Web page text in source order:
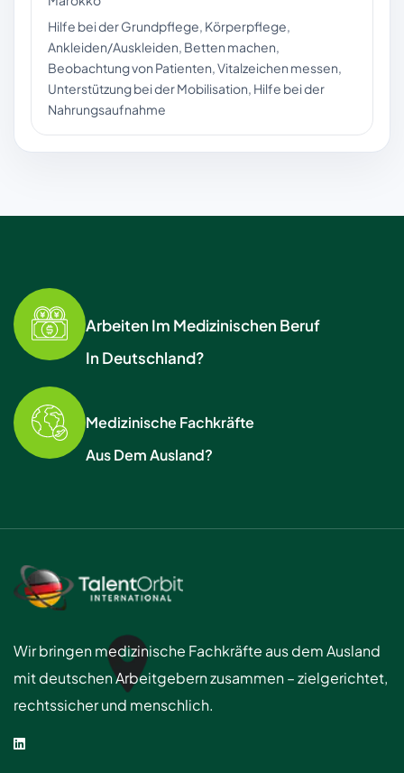
Hilfe bei der Grundpflege, Körperpflege,
Ankleiden/Auskleiden, Betten machen,
Beobachtung von Patienten, Vitalzeichen messen,
Unterstützung bei der Mobilisation, Hilfe bei der
Nahrungsaufnahme
Arbeiten Im Medizinischen Beruf
In Deutschland?
Medizinische Fachkräfte
Aus Dem Ausland?
Wir bringen medizinische Fachkräfte aus dem Ausland
mit deutschen Arbeitgebern zusammen – zielgerichtet,
rechtssicher und menschlich.